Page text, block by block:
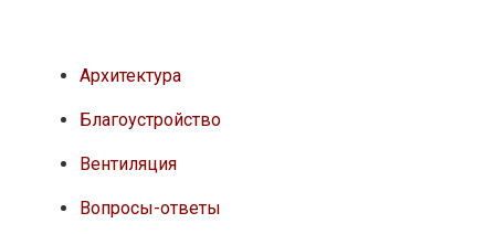
Архитектура
Благоустройство
Вентиляция
Вопросы-ответы